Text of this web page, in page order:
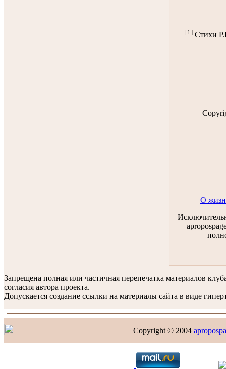
[1]Стихи
О
Запрещена полная или частичная перепечатка материалов
согласия автора проекта.
Допускается создание ссылки на материалы сайта в виде
Copyright © 2004